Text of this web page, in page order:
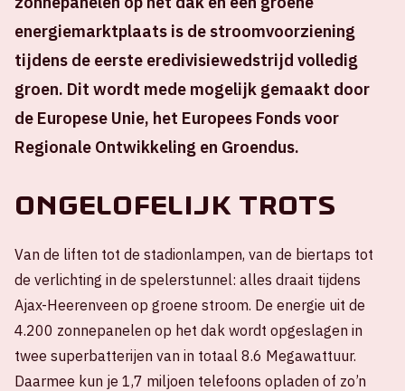
energiemarktplaats is de stroomvoorziening
tijdens de eerste eredivisiewedstrijd volledig
groen. Dit wordt mede mogelijk gemaakt door
de Europese Unie, het Europees Fonds voor
Regionale Ontwikkeling en Groendus.
Ongelofelijk trots
Van de liften tot de stadionlampen, van de biertaps tot
de verlichting in de spelerstunnel: alles draait tijdens
Ajax-Heerenveen op groene stroom. De energie uit de
4.200 zonnepanelen op het dak wordt opgeslagen in
twee superbatterijen van in totaal 8.6 Megawattuur.
Daarmee kun je 1,7 miljoen telefoons opladen of zo’n